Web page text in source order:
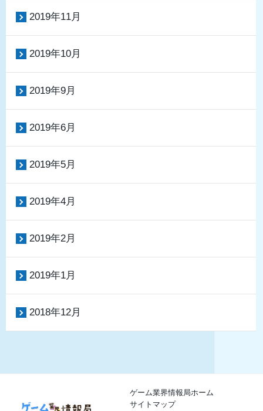
2019年11月
2019年10月
2019年9月
2019年6月
2019年5月
2019年4月
2019年2月
2019年1月
2018年12月
ゲーム業界情報局ホーム
サイトマップ